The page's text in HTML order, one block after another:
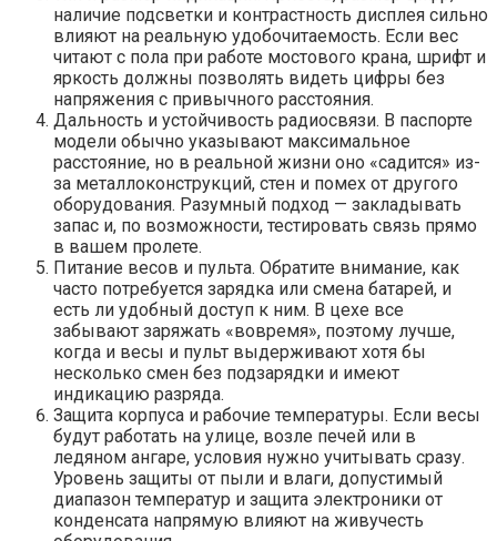
наличие подсветки и контрастность дисплея сильно
влияют на реальную удобочитаемость. Если вес
читают с пола при работе мостового крана, шрифт и
яркость должны позволять видеть цифры без
напряжения с привычного расстояния.
Дальность и устойчивость радиосвязи. В паспорте
модели обычно указывают максимальное
расстояние, но в реальной жизни оно «садится» из-
за металлоконструкций, стен и помех от другого
оборудования. Разумный подход — закладывать
запас и, по возможности, тестировать связь прямо
в вашем пролете.
Питание весов и пульта. Обратите внимание, как
часто потребуется зарядка или смена батарей, и
есть ли удобный доступ к ним. В цехе все
забывают заряжать «вовремя», поэтому лучше,
когда и весы и пульт выдерживают хотя бы
несколько смен без подзарядки и имеют
индикацию разряда.
Защита корпуса и рабочие температуры. Если весы
будут работать на улице, возле печей или в
ледяном ангаре, условия нужно учитывать сразу.
Уровень защиты от пыли и влаги, допустимый
диапазон температур и защита электроники от
конденсата напрямую влияют на живучесть